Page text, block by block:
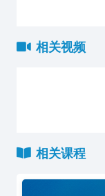
相关视频
相关课程